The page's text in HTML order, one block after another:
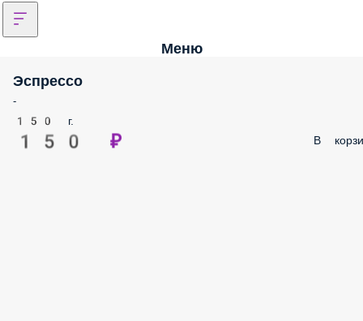
Меню
Эспрессо
-
150 г.
150 ₽ В